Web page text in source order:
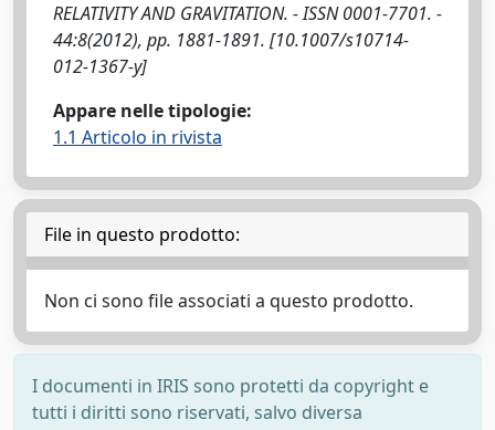
RELATIVITY AND GRAVITATION. - ISSN 0001-7701. -
44:8(2012), pp. 1881-1891. [10.1007/s10714-
012-1367-y]
Appare nelle tipologie:
1.1 Articolo in rivista
File in questo prodotto:
Non ci sono file associati a questo prodotto.
I documenti in IRIS sono protetti da copyright e
tutti i diritti sono riservati, salvo diversa